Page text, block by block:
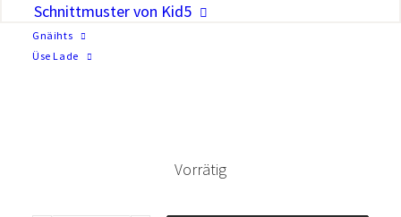
Schnittmuster von Kid5
Gnäihts
Üse Lade
Material
97% Baumwolle, 3% Elastan
Zertifizierung
Vorrätig